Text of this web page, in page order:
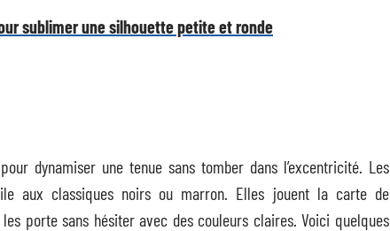
sublimer une silhouette petite et ronde
dynamiser une tenue sans tomber dans l’excentricité. Les
aux classiques noirs ou marron. Elles jouent la carte de
porte sans hésiter avec des couleurs claires. Voici quelques